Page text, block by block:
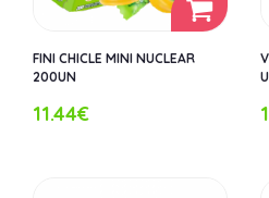
FINI CHICLE MINI NUCLEAR
200UN
11.44€